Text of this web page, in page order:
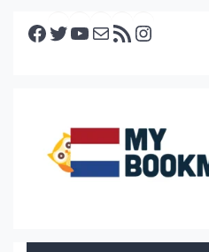
Facebook Twitter YouTube E-mail RSS feed